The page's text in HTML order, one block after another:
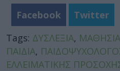
Facebook
Twitter
Tags: ΔΥΣΛΕΞΙΑ,
ΠΑΙΔΙΑ,
ΕΛΛΕΙΜΑΤΙΚΗΣ